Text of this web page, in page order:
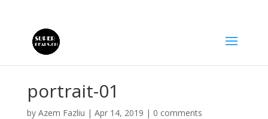
portrait-01
by Azem Fazliu | Apr 14, 2019 | 0 comments